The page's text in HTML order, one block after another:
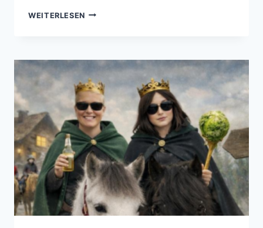
WEITERLESEN JAHRESHAUPTVERSAMMLUNG